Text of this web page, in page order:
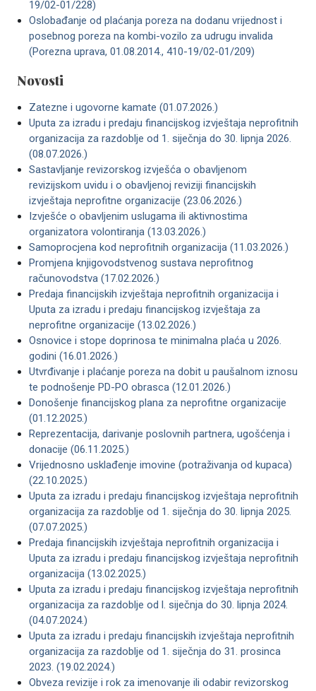
19/02-01/228)
Oslobađanje od plaćanja poreza na dodanu vrijednost i
posebnog poreza na kombi-vozilo za udrugu invalida
(Porezna uprava, 01.08.2014., 410-19/02-01/209)
Novosti
Zatezne i ugovorne kamate (01.07.2026.)
Uputa za izradu i predaju financijskog izvještaja neprofitnih
organizacija za razdoblje od 1. siječnja do 30. lipnja 2026.
(08.07.2026.)
Sastavljanje revizorskog izvješća o obavljenom
revizijskom uvidu i o obavljenoj reviziji financijskih
izvještaja neprofitne organizacije (23.06.2026.)
Izvješće o obavljenim uslugama ili aktivnostima
organizatora volontiranja (13.03.2026.)
Samoprocjena kod neprofitnih organizacija (11.03.2026.)
Promjena knjigovodstvenog sustava neprofitnog
računovodstva (17.02.2026.)
Predaja financijskih izvještaja neprofitnih organizacija i
Uputa za izradu i predaju financijskog izvještaja za
neprofitne organizacije (13.02.2026.)
Osnovice i stope doprinosa te minimalna plaća u 2026.
godini (16.01.2026.)
Utvrđivanje i plaćanje poreza na dobit u paušalnom iznosu
te podnošenje PD-PO obrasca (12.01.2026.)
Donošenje financijskog plana za neprofitne organizacije
(01.12.2025.)
Reprezentacija, darivanje poslovnih partnera, ugošćenja i
donacije (06.11.2025.)
Vrijednosno usklađenje imovine (potraživanja od kupaca)
(22.10.2025.)
Uputa za izradu i predaju financijskog izvještaja neprofitnih
organizacija za razdoblje od 1. siječnja do 30. lipnja 2025.
(07.07.2025.)
Predaja financijskih izvještaja neprofitnih organizacija i
Uputa za izradu i predaju financijskog izvještaja neprofitnih
organizacija (13.02.2025.)
Uputa za izradu i predaju financijskog izvještaja neprofitnih
organizacija za razdoblje od l. siječnja do 30. lipnja 2024.
(04.07.2024.)
Uputa za izradu i predaju financijskih izvještaja neprofitnih
organizacija za razdoblje od 1. siječnja do 31. prosinca
2023. (19.02.2024.)
Obveza revizije i rok za imenovanje ili odabir revizorskog